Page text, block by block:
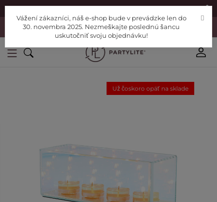
|
Vážení zákazníci, náš e-shop bude v prevádzke len do 30. novembra
2025. Nezmeškajte poslednú šancu uskutočniť svoju objednávku!
Už čoskoro opäť na sklade
Vážení zákazníci, náš e-shop bude v prevádzke len do
30. novembra 2025. Nezmeškajte poslednú šancu
uskutočniť svoju objednávku!